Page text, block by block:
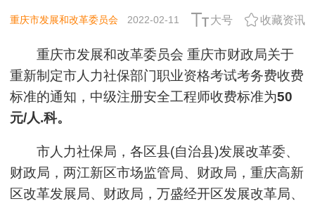
重庆市发展和改革委员会 2022-02-11 大号 收藏资讯
重庆市发展和改革委员会 重庆市财政局关于
重新制定市人力社保部门职业资格考试考务费收费
标准的通知，中级注册安全工程师收费标准为50
元/人.科。
市人力社保局，各区县(自治县)发展改革委、
财政局，两江新区市场监管局、财政局，重庆高新
区改革发展局、财政局，万盛经开区发展改革局、